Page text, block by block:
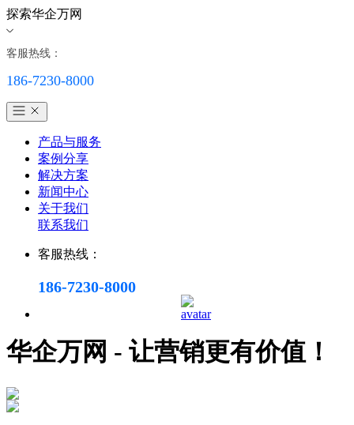
探索华企万网
客服热线：
186-7230-8000
产品与服务
案例分享
解决方案
新闻中心
关于我们
联系我们
客服热线：
186-7230-8000
华企万网 - 让营销更有价值！